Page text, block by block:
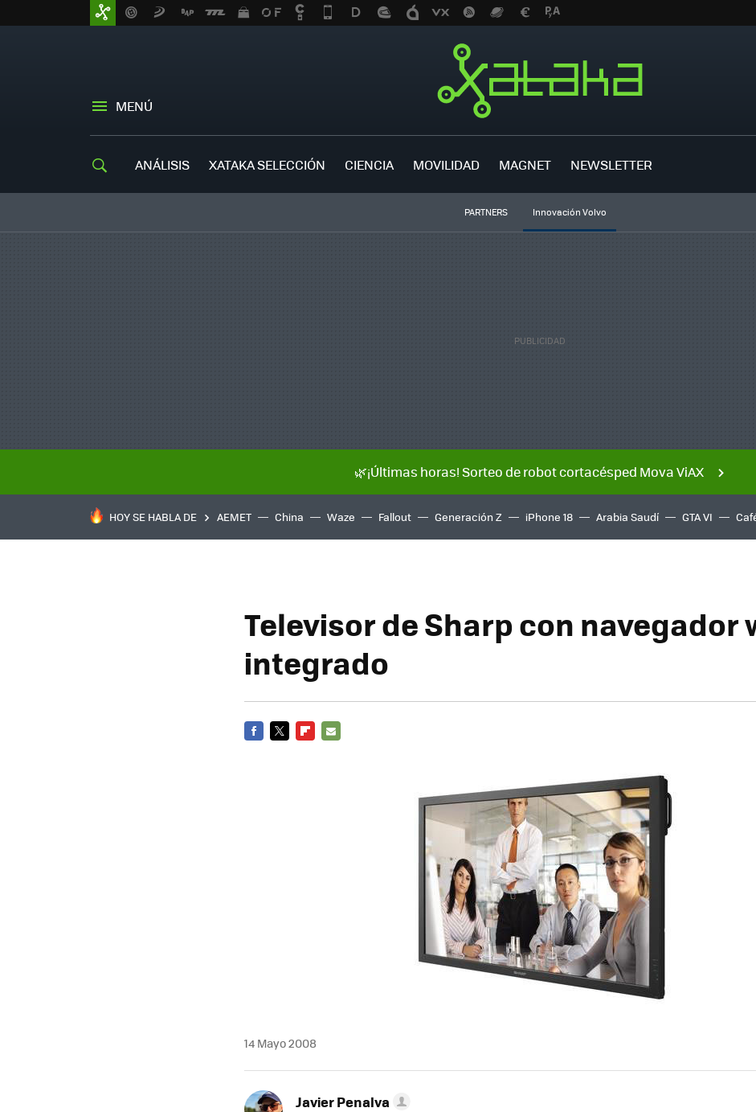
MENÚ
ANÁLISIS XATAKA SELECCIÓN CIENCIA MOVILIDAD MAGNET NEWSLETTER
PARTNERS Innovación Volvo
🌿¡Últimas horas! Sorteo de robot cortacésped Mova ViAX
HOY SE HABLA DE AEMET China Waze Fallout Generación Z iPhone 18 Arabia Saudí GTA VI
Televisor de Sharp con navegador
integrado
14 Mayo 2008
Javier Penalva